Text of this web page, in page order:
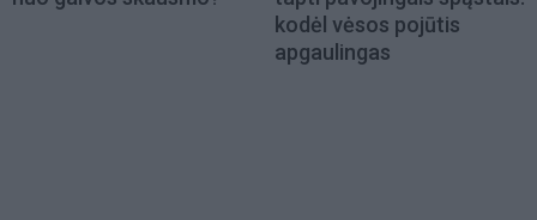
kodėl vėsos pojūtis
apgaulingas